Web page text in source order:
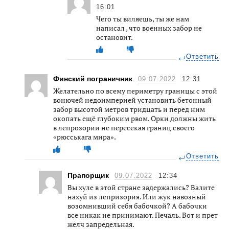
16:01
Чего ты виляешь, ты же нам
написал , что военных забор не
остановит.
Ответить
Финский пограничник 09.07.2022 12:31
Желательно по всему периметру границы с этой
вонючей недоимперией установить бетонный
забор высотой метров тридцать и перед ним
окопать ещё глубоким рвом. Орки должны жить
в лепрозории не пересекая границ своего
«рюсськага мира».
Ответить
Прапорщик 09.07.2022 12:34
Вы хуле в этой стране задержались? Валите
нахуй из лепризория. Или жук навозный
возомнивший себя бабочкой? А бабочки
все никак не принимают. Печаль. Вот и прет
желч запредельная.